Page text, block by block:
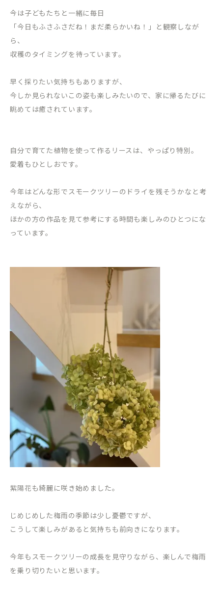
今は子どもたちと一緒に毎日
「今日もふさふさだね！まだ柔らかいね！」と観察しなが
ら、
収穫のタイミングを待っています。
早く採りたい気持ちもありますが、
今しか見られないこの姿も楽しみたいので、家に帰るたびに
眺めては癒されています。
自分で育てた植物を使って作るリースは、やっぱり特別。
愛着もひとしおです。
今年はどんな形でスモークツリーのドライを残そうかなと考
えながら、
ほかの方の作品を見て参考にする時間も楽しみのひとつにな
っています。
紫陽花も綺麗に咲き始めました。
じめじめした梅雨の季節は少し憂鬱ですが、
こうして楽しみがあると気持ちも前向きになります。
今年もスモークツリーの成長を見守りながら、楽しんで梅雨
を乗り切りたいと思います。